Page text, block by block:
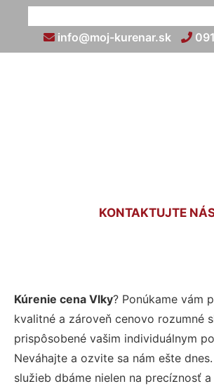
info@moj-kurenar.sk
KONTAKTUJTE
Kúrenie cena Vlky? Ponúkame vám
kvalitné a zároveň cenovo rozumné
prispôsobené vašim individuálnym
Neváhajte a ozvite sa nám ešte
služieb dbáme nielen na precíznosť